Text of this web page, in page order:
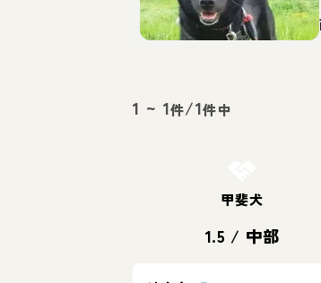
1 ~ 1件/1件中
甲斐犬
1.5 / 中部